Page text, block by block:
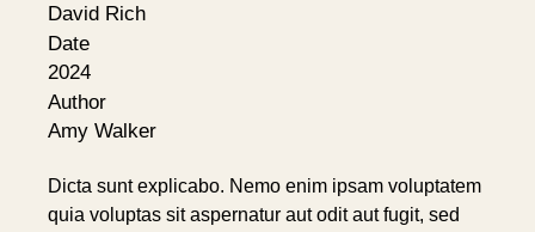
David Rich
Date
2024
Author
Amy Walker
Dicta sunt explicabo. Nemo enim ipsam voluptatem
quia voluptas sit aspernatur aut odit aut fugit, sed